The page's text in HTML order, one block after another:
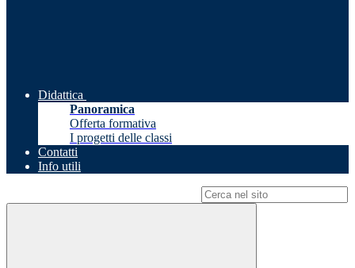
Didattica
Panoramica
Offerta formativa
I progetti delle classi
Contatti
Info utili